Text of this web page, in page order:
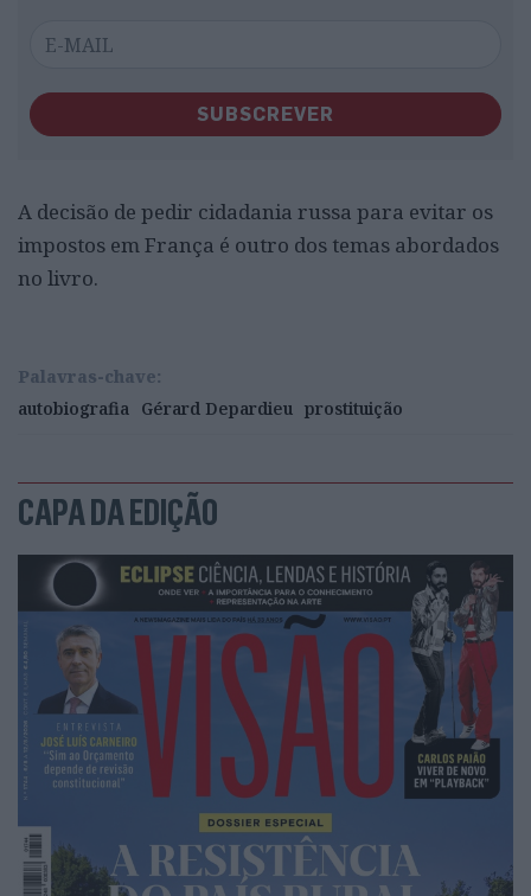
SUBSCREVER
A decisão de pedir cidadania russa para evitar os
impostos em França é outro dos temas abordados
no livro.
Palavras-chave:
autobiografia Gérard Depardieu prostituição
CAPA DA EDIÇÃO